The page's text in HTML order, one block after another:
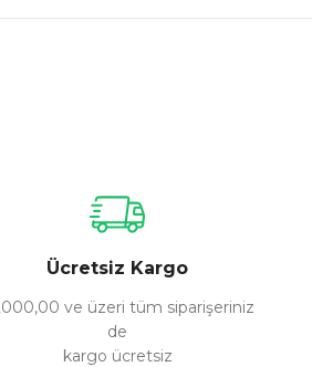
Ücretsiz Kargo
ve üzeri tüm siparişeriniz
de
kargo ücretsiz